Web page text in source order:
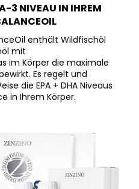
3 NIVEAU IN IHREM
enthält Wildfischöl
mit
im Körper die maximale
Es regelt und
die EPA + DHA Niveaus
in Ihrem Körper.